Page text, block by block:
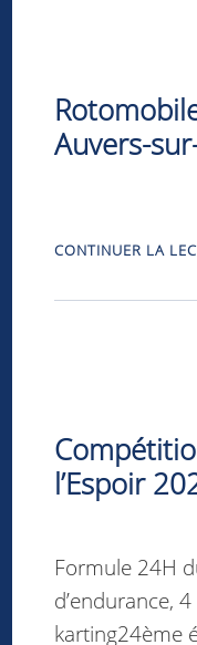
Auvers-
CONTINUER LA
l’Espoir
Formule 24H
d’endurance,
karting24ème